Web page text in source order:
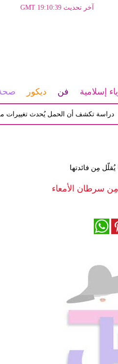
آخر تحديث GMT 19:10:39
إسلامية فن ديكور
تكشف أن الحمل يُحدث تغييرات ملحوظة
مِن فائدتها
سرطان الأمعاء